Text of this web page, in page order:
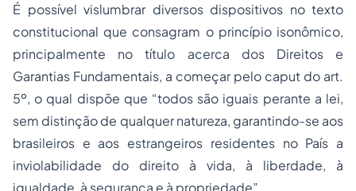
É possível vislumbrar diversos dispositivos no texto
constitucional que consagram o princípio isonômico,
principalmente no título acerca dos Direitos e
Garantias Fundamentais, a começar pelo caput do art.
5º, o qual dispõe que “todos são iguais perante a lei,
sem distinção de qualquer natureza, garantindo-se aos
brasileiros e aos estrangeiros residentes no País a
inviolabilidade do direito à vida, à liberdade, à
igualdade, à segurança e à propriedade”